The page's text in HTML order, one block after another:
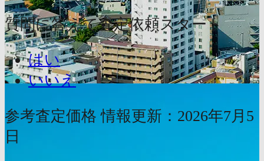
質問に答えて査定依頼スタート
はい
いいえ
参考査定価格 情報更新：2026年7月5
日